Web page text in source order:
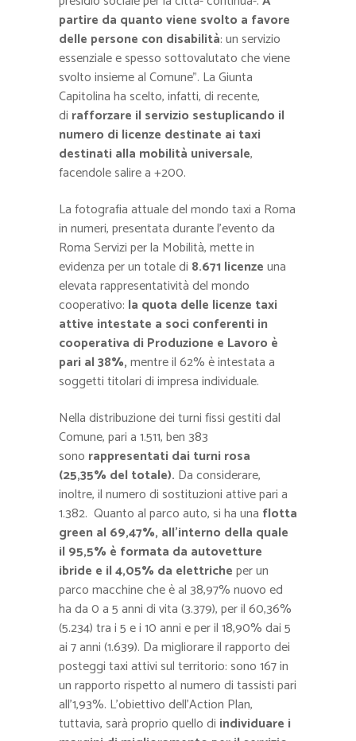
partire da quanto viene svolto a favore
delle persone con disabilità: un servizio
essenziale e spesso sottovalutato che viene
svolto insieme al Comune”. La Giunta
Capitolina ha scelto, infatti, di recente,
di rafforzare il servizio sestuplicando il
numero di licenze destinate ai taxi
destinati alla mobilità universale,
facendole salire a +200.
La fotografia attuale del mondo taxi a Roma
in numeri, presentata durante l’evento da
Roma Servizi per la Mobilità, mette in
evidenza per un totale di 8.671 licenzeuna
elevata rappresentatività del mondo
cooperativo: la quota delle licenze taxi
attive intestate a soci conferenti in
cooperativa di Produzione e Lavoro è
pari al 38%,mentre il 62% è intestata a
soggetti titolari di impresa individuale.
Nella distribuzione dei turni fissi gestiti dal
Comune, pari a 1.511, ben 383
sono rappresentati dai turni rosa
(25,35% del totale). Da considerare,
inoltre, il numero di sostituzioni attive pari a
1.382. Quanto al parco auto, si hauna flotta
green al 69,47%, all’interno della quale
il 95,5% è formata da autovetture
ibride e il 4,05% da elettricheper un
parco macchine che è al 38,97% nuovo ed
ha da 0 a 5 anni di vita (3.379), per il 60,36%
(5.234) tra i 5 e i 10 anni e per il 18,90% dai 5
ai 7 anni (1.639). Da migliorare il rapporto dei
posteggi taxi attivi sul territorio: sono 167 in
un rapporto rispetto al numero di tassisti pari
all’1,93%. L’obiettivo dell’Action Plan,
tuttavia, sarà proprio quello di individuare i